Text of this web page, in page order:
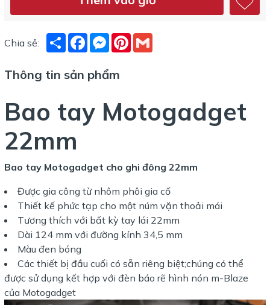
Chia sẻ: ShareFacebookMessenger
Pinterest
Thông tin sản phẩm
Bao tay Motogadget
22mm
Bao tay Motogadget cho ghi đông 22mm
Được gia công từ nhôm phôi gia cố
Thiết kế phức tạp cho một núm vặn thoải mái
Tương thích với bất kỳ tay lái 22mm
Dài 124 mm với đường kính 34,5 mm
Màu đen bóng
Các thiết bị đầu cuối có sẵn riêng biệt;chúng có thể
được sử dụng kết hợp với đèn báo rẽ hình nón m-Blaze
của Motogadget